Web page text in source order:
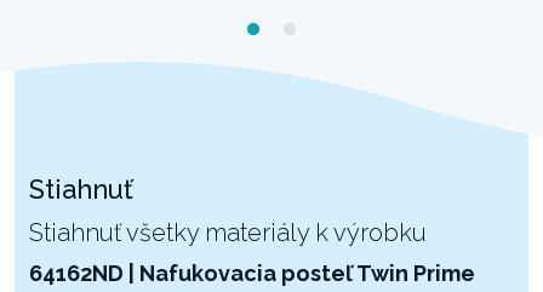
Stiahnuť
Stiahnuť všetky materiály k výrobku
64162ND | Nafukovacia posteľ Twin Prime